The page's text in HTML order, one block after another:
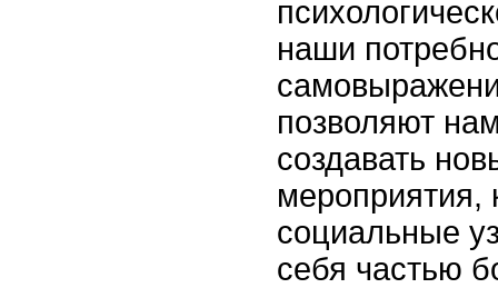
наши
позволяют
создавать
мероприятия,
социальные
себя частью